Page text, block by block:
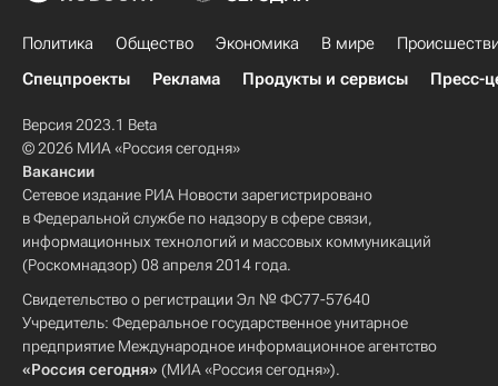
Политика Общество Экономика В мире
Спецпроекты
Реклама Продукты и сервисы Пресс-
Версия 2023.1 Beta
© 2026 МИА «Россия сегодня»
Вакансии
Сетевое издание РИА Новости зарегистрировано
в Федеральной службе по надзору в сфере связи,
информационных технологий и массовых коммуникаций
(Роскомнадзор) 08 апреля 2014 года.
Свидетельство о регистрации Эл № ФС77-57640
Учредитель: Федеральное государственное унитарное
предприятие Международное информационное агентство
«Россия сегодня» (МИА «Россия сегодня»).